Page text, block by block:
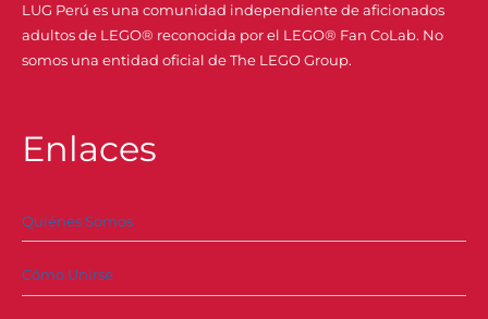
LUG Perú es una comunidad independiente de aficionados
adultos de LEGO® reconocida por el LEGO® Fan CoLab. No
somos una entidad oficial de The LEGO Group.
Enlaces
Quiénes Somos
Cómo Unirse